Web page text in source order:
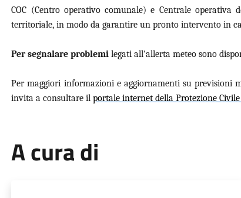
COC (Centro operativo comunale) e Centrale
territoriale, in modo da garantire un pronto intervento in
Per segnalare problemilegati all'allerta meteo sono
Per maggiori informazioni e aggiornamenti su previsioni
invita a consultare ilportale internet della Protezione
A cura di